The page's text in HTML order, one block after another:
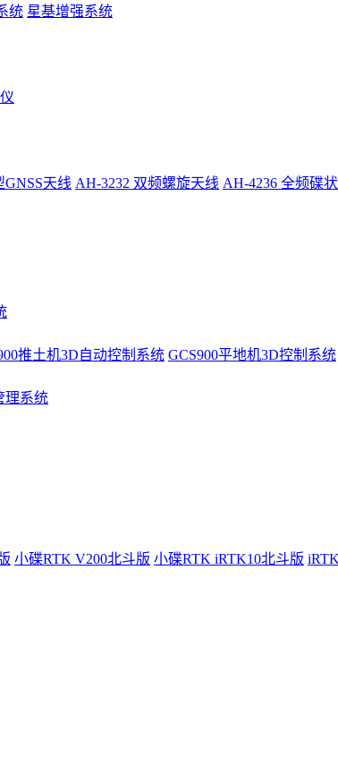
统 星基增强系统
GNSS天线 AH-3232 双频螺旋天线 AH-4236 全频碟
推土机3D自动控制系统 GCS900平地机3D控制系统
理系统
小碟RTK V200北斗版 小碟RTK iRTK10北斗版